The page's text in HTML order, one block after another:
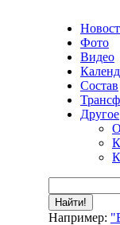
Фото
Видео
Состав
Другое
Найти!
Например: